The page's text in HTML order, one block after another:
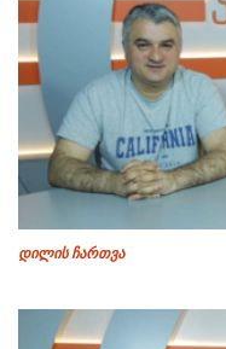
დილის ჩართვა